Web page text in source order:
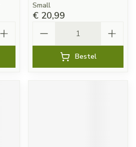
Small
€ 20,99
Bestel